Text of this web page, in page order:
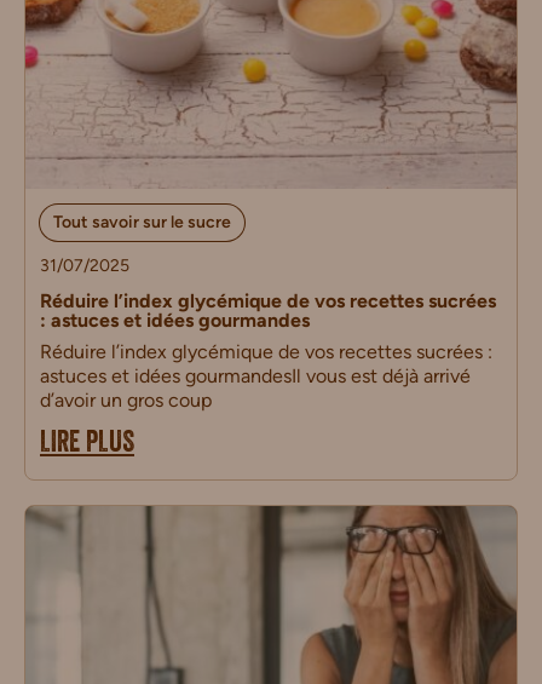
Tout savoir sur le sucre
31/07/2025
Réduire l’index glycémique de vos recettes sucrées
: astuces et idées gourmandes
Réduire l’index glycémique de vos recettes sucrées :
astuces et idées gourmandesIl vous est déjà arrivé
d’avoir un gros coup
LIRE PLUS